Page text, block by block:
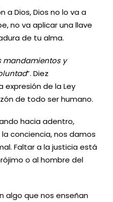
a Dios, Dios no lo va a
no va aplicar una llave
de tu alma.
mandamientos y
”. Diez
de la Ley
de todo ser humano.
hacia adentro,
conciencia, nos damos
Faltar a la justicia está
o al hombre del
algo que nos enseñan